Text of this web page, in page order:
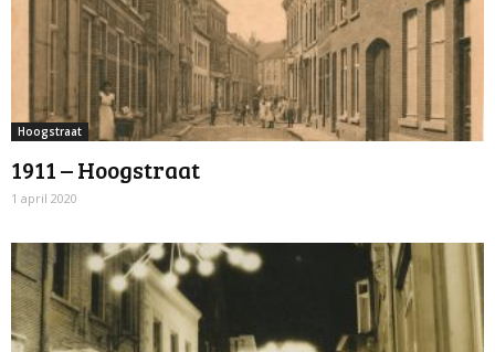
Hoogstraat
1911 – Hoogstraat
1 april 2020